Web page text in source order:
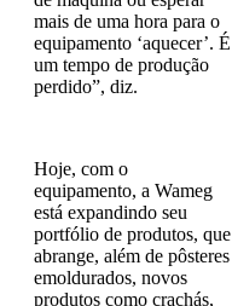
mais de uma hora para o
equipamento ‘aquecer’. É
um tempo de produção
perdido”, diz.
Hoje, com o
equipamento, a Wameg
está expandindo seu
portfólio de produtos, que
abrange, além de pôsteres
emoldurados, novos
produtos como crachás,